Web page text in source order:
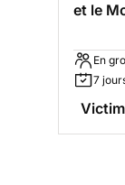
et le
En
7